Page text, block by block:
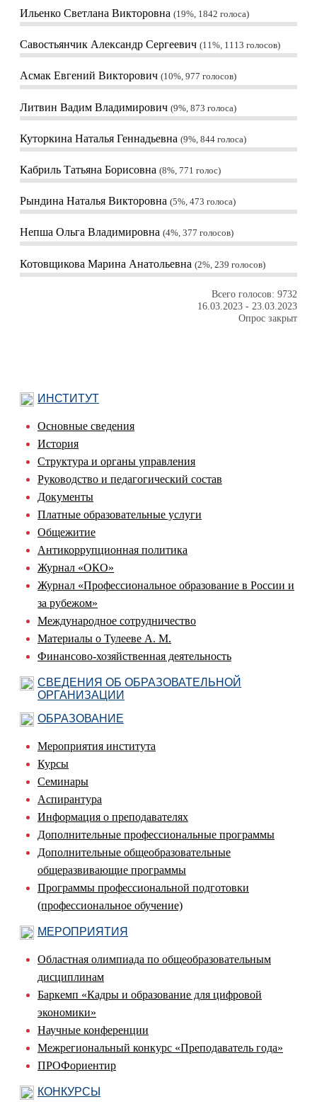
Ильенко Светлана Викторовна 19%, 1842 голоса
Савостьянчик Александр Сергеевич 11%, 1113 голосов
Асмак Евгений Викторович 10%, 977 голосов
Литвин Вадим Владимирович 9%, 873 голоса
Куторкина Наталья Геннадьевна 9%, 844 голоса
Кабриль Татьяна Борисовна 8%, 771 голос
Рындина Наталья Викторовна 5%, 473 голоса
Непша Ольга Владимировна 4%, 377 голосов
Котовщикова Марина Анатольевна 2%, 239 голосов
Всего голосов: 9732
16.03.2023 - 23.03.2023
Опрос закрыт
ИНСТИТУТ
Основные сведения
История
Структура и органы управления
Руководство и педагогический состав
Документы
Платные образовательные услуги
Общежитие
Антикоррупционная политика
Журнал «ОКО»
Журнал «Профессиональное образование в России и
за рубежом»
Международное сотрудничество
Материалы о Тулееве А. М.
Финансово-хозяйственная деятельность
СВЕДЕНИЯ ОБ ОБРАЗОВАТЕЛЬНОЙ
ОРГАНИЗАЦИИ
ОБРАЗОВАНИЕ
Мероприятия института
Курсы
Семинары
Аспирантура
Информация о преподавателях
Дополнительные профессиональные программы
Дополнительные общеобразовательные
общеразвивающие программы
Программы профессиональной подготовки
(профессиональное обучение)
МЕРОПРИЯТИЯ
Областная олимпиада по общеобразовательным
дисциплинам
Баркемп «Кадры и образование для цифровой
экономики»
Научные конференции
Межрегиональный конкурс «Преподаватель года»
ПРОФориентир
КОНКУРСЫ